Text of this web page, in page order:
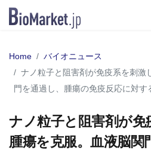
Home
バイオニュース
ナノ粒子と阻害剤が免疫系を刺激
門を通過し、腫瘍の免疫反応に対す
ナノ粒子と阻害剤が免
腫瘍を克服。血液脳関